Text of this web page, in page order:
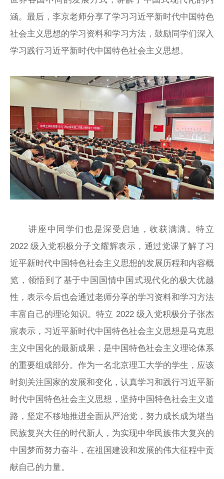
涵。最后，李京老师分享了学习习近平新时代中国特色
社会主义思想的学习资料和学习方法，鼓励同学们深入
学习践行习近平新时代中国特色社会主义思想。
讲座中同学们也是深受启迪，收获满满。特立
2022 级入党积极分子文耀辉表示，通过党课了解了习
近平新时代中国特色社会主义思想的发展历程和内容概
览，领悟到了基于中国国情中国式现代化的极大优越
性，表示今后也会通过老师分享的学习资料和学习方法
丰富自己的理论知识。特立 2022 级入党积极分子张杰
宸表示，习近平新时代中国特色社会主义思想是马克思
主义中国化的最新成果，是中国特色社会主义理论体系
的重要组成部分。作为一名北京理工大学的学生，应该
时刻关注国家的发展和变化，认真学习和践行习近平新
时代中国特色社会主义思想，坚持中国特色社会主义道
路，坚定不移地推进全面从严治党，努力成长成为堪当
民族复兴大任的时代新人，为实现中华民族伟大复兴的
中国梦而努力奋斗，在祖国建设和发展的伟大征程中贡
献自己的力量。